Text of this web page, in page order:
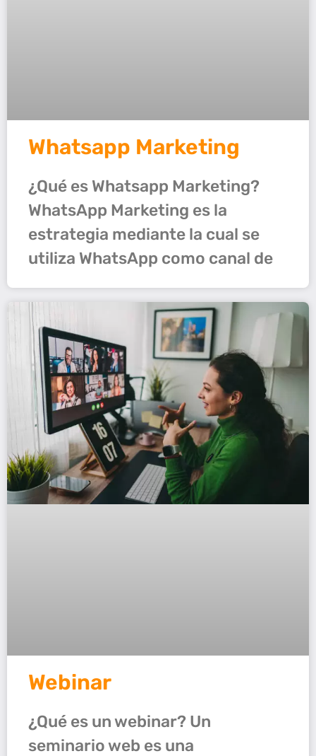
Whatsapp Marketing
¿Qué es Whatsapp Marketing?
WhatsApp Marketing es la
estrategia mediante la cual se
utiliza WhatsApp como canal de
Webinar
¿Qué es un webinar? Un
seminario web es una